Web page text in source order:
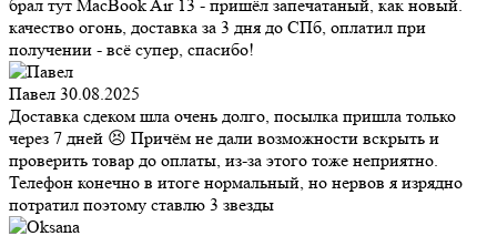
брал тут MacBook Air 13 - пришёл запечатаный, как новый.
качество огонь, доставка за 3 дня до СПб, оплатил при
получении - всё супер, спасибо!
Павел 30.08.2025
Доставка сдеком шла очень долго, посылка пришла только
через 7 дней 😣 Причём не дали возможности вскрыть и
проверить товар до оплаты, из-за этого тоже неприятно.
Телефон конечно в итоге нормальный, но нервов я изрядно
потратил поэтому ставлю 3 звезды